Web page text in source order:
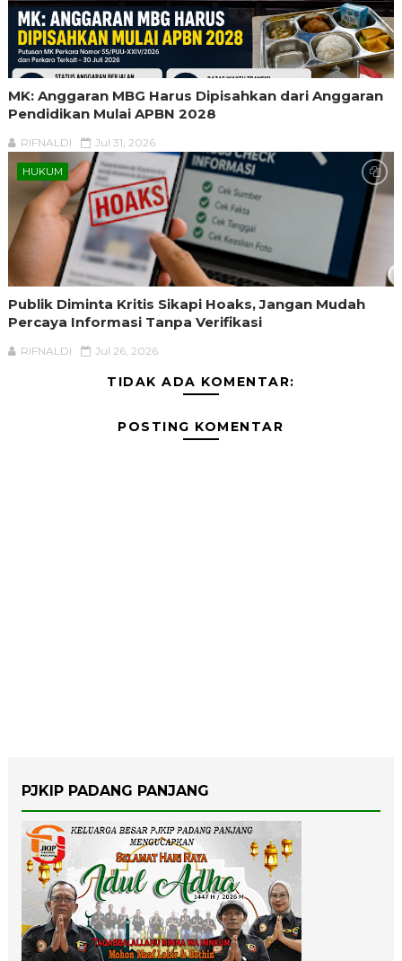
MK: Anggaran MBG Harus Dipisahkan dari Anggaran
Pendidikan Mulai APBN 2028
RIFNALDI Jul 31, 2026
HUKUM
Publik Diminta Kritis Sikapi Hoaks, Jangan Mudah
Percaya Informasi Tanpa Verifikasi
RIFNALDI Jul 26, 2026
TIDAK ADA KOMENTAR:
POSTING KOMENTAR
PJKIP PADANG PANJANG